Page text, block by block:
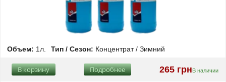
Объем: 1л. Тип / Сезон: Концентрат / Зимний
265 грн В наличии
Подробнее
В корзину